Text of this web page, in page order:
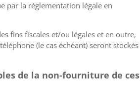
par la réglementation légale en
fins fiscales et/ou légales et en outre,
(le cas échéant) seront stockés
de la non-fourniture de ces